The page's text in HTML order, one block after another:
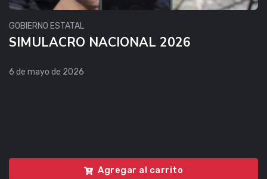
GOBIERNO ESTATAL
SIMULACRO NACIONAL 2026
6 de mayo de 2026
Agregar al carrito